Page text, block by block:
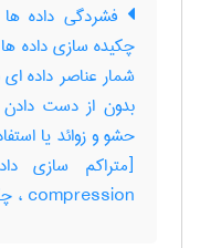
فشردگی داده
چکیده سازی داده
شمار عناصر داده
بدون از دست دادن
حشو و زوائد یا
compression ، چکیده‌سازی داده‌ها